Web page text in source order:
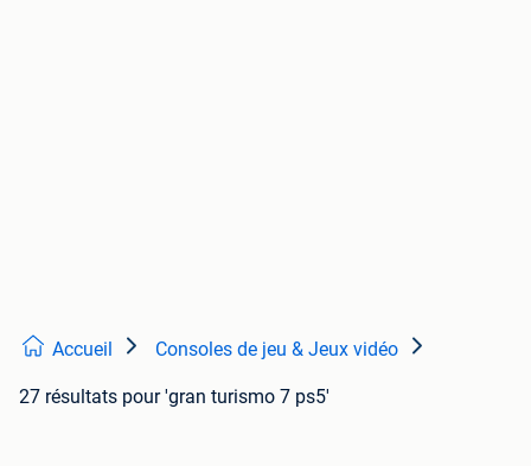
Accueil Consoles de jeu & Jeux vidéo
27 résultats pour 'gran turismo 7 ps5'